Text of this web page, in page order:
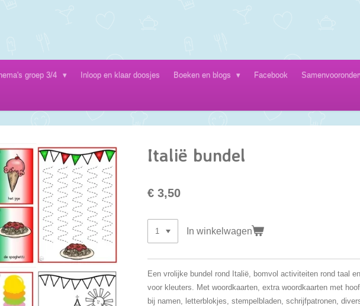
groep 3/4 Inloop en klaar doosjes Boeken en blogs Facebook
Italië bundel
€ 3,50
In winkelwagen
Een vrolijke bundel rond Italië, bomvol activiteiten rond taal
voor kleuters. Met woordkaarten, extra woordkaarten met
bij namen, letterblokjes, stempelbladen, schrijfpatronen,